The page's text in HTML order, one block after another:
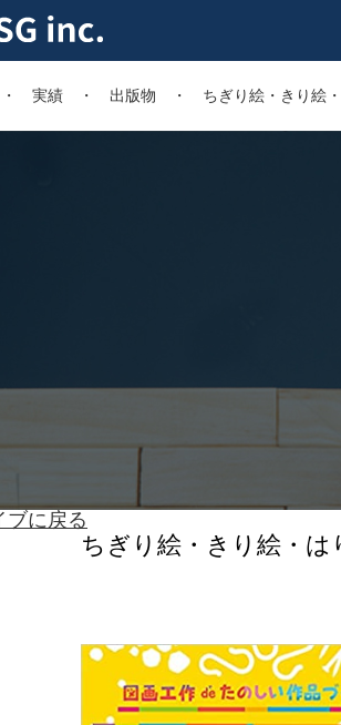
実績 出版物 ちぎり絵・きり絵
ブに戻る
ちぎり絵・きり絵・は